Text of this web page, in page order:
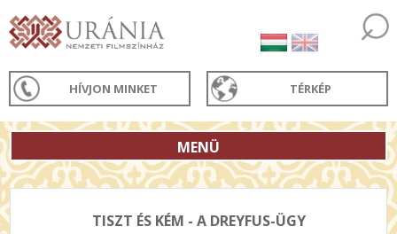
HÍVJON MINKET TÉRKÉP
MENÜ
TISZT ÉS KÉM - A DREYFUS-ÜGY